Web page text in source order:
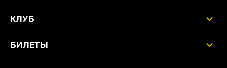
КЛУБ
БИЛЕТЫ